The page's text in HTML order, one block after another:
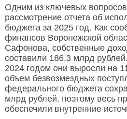
Одним из ключевых вопросов
рассмотрение отчета об
бюджета за 2025 год. Как
финансов Воронежской
Сафонова, собственные
составили 186,3 млрд
2024 годом они выросли на
объем безвозмездных
федерального бюджета
млрд рублей, поэтому весь
обеспечили внутренние